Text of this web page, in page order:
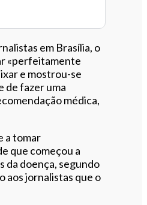
em Brasília, o
«perfeitamente
e mostrou-se
de fazer uma
médica,
a tomar
que começou a
da doença, segundo
aos jornalistas que o